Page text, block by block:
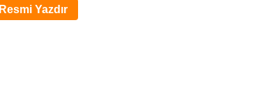
Resmi Yazdır